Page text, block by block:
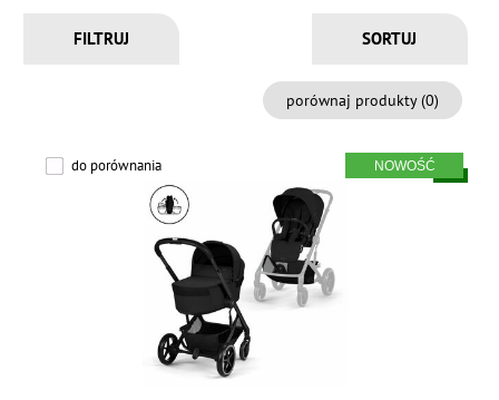
FILTRUJ
porównaj produkty (0)
do porównania